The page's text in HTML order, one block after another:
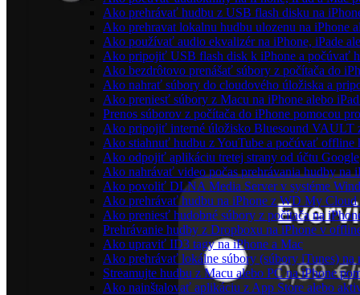
Ako prehrávať hudbu z USB flash disku na
Ako prehravat lokalnu hudbu ulozenu na iPhone
Ako používať audio ekvalizér na iPhone, iPade
Ako pripojiť USB flash disk k iPhone a počúvať
Ako bezdrôtovo prenášať súbory z počítača do
Ako nahrať súbory do cloudového úložiska a
Ako preniesť súbory z Macu na iPhone alebo
Prenos súborov z počítača do iPhone pomocou
Ako pripojiť interné úložisko Bluesound VAULT
Ako stiahnuť hudbu z YouTube a počúvať offline
Ako odpojiť aplikáciu tretej strany od účtu Google
Ako nahrávať video počas prehrávania hudby na
Ako povoliť DLNA Media Server v systéme
Ako prehrávať hudbu na iPhone z WD My Cloud
Ako preniesť hudobné súbory z počítača na
Prehrávanie hudby z Dropboxu na iPhone v
Ako upraviť ID3 tagy na iPhone a Mac
Ako prehrávať lokálne súbory (súbory iTunes) na
Streamujte hudbu z Macu alebo PC na iPhone
Ako nainštalovať aplikáciu z App Store alebo